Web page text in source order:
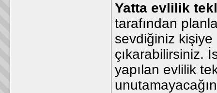
Yatta evlilik
tarafından
sevdiğiniz kişiye
çıkarabilirsiniz.
yapılan evlilik